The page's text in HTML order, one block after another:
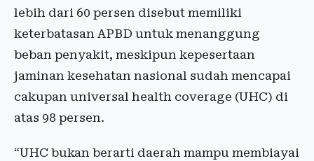
lebih dari 60 persen disebut memiliki
keterbatasan APBD untuk menanggung
beban penyakit, meskipun kepesertaan
jaminan kesehatan nasional sudah mencapai
cakupan universal health coverage (UHC) di
atas 98 persen.
“UHC bukan berarti daerah mampu membiayai